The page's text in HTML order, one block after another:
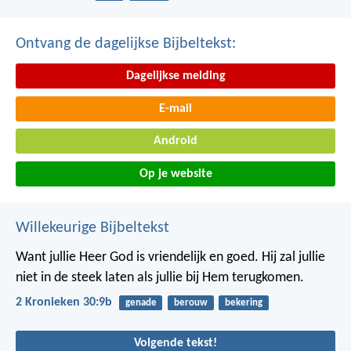
Ontvang de dagelijkse Bijbeltekst:
Dagelijkse melding
E-mail
Android
Op je website
Willekeurige Bijbeltekst
Want jullie Heer God is vriendelijk en goed. Hij zal jullie
niet in de steek laten als jullie bij Hem terugkomen.
2 Kronieken 30:9b genade berouw bekering
Volgende tekst!